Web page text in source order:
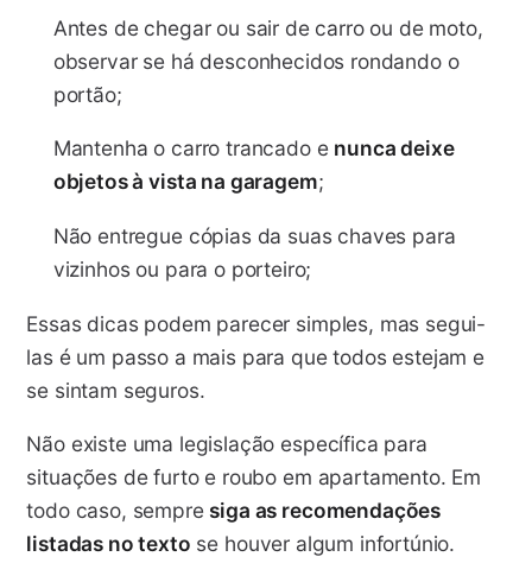
Antes de chegar ou sair de carro ou de moto,
observar se há desconhecidos rondando o
portão;
Mantenha o carro trancado e nunca deixe
objetos à vista na garagem;
Não entregue cópias da suas chaves para
vizinhos ou para o porteiro;
Essas dicas podem parecer simples, mas segui-
las é um passo a mais para que todos estejam e
se sintam seguros.
Não existe uma legislação específica para
situações de furto e roubo em apartamento. Em
todo caso, sempre siga as recomendações
listadas no texto se houver algum infortúnio.